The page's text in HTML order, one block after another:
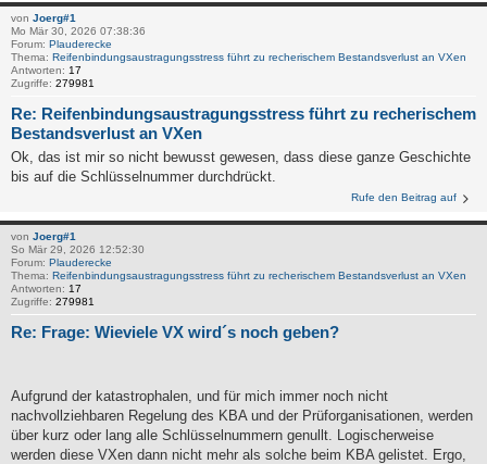
von Joerg#1
Mo Mär 30, 2026 07:38:36
Forum: Plauderecke
Thema: Reifenbindungsaustragungsstress führt zu recherischem Bestandsverlust an VXen
Antworten: 17
Zugriffe: 279981
Re: Reifenbindungsaustragungsstress führt zu recherischem
Bestandsverlust an VXen
Ok, das ist mir so nicht bewusst gewesen, dass diese ganze Geschichte
bis auf die Schlüsselnummer durchdrückt.
Rufe den Beitrag auf
von Joerg#1
So Mär 29, 2026 12:52:30
Forum: Plauderecke
Thema: Reifenbindungsaustragungsstress führt zu recherischem Bestandsverlust an VXen
Antworten: 17
Zugriffe: 279981
Re: Frage: Wieviele VX wird´s noch geben?
Aufgrund der katastrophalen, und für mich immer noch nicht
nachvollziehbaren Regelung des KBA und der Prüforganisationen, werden
über kurz oder lang alle Schlüsselnummern genullt. Logischerweise
werden diese VXen dann nicht mehr als solche beim KBA gelistet. Ergo,